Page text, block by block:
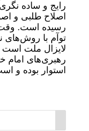
رایج و ساده
اصلاح طلبی و
رسیده است.
توآم با
لایزال ملت
رهبری‌های امام
استوار بوده و